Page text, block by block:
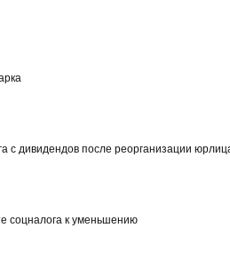
с дивидендов после реорганизации
соцналога к уменьшению